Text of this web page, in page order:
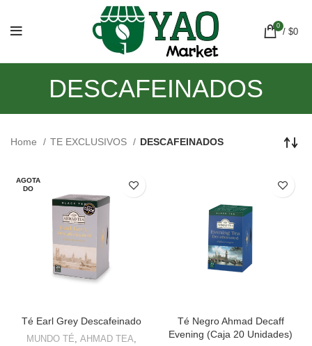
0
/ $0
DESCAFEINADOS
Home TE EXCLUSIVOS DESCAFEINADOS
AGOTA
DO
Té Earl Grey Descafeinado
MUNDO TÉ, AHMAD TEA,
Té Negro Ahmad Decaff
Evening (Caja 20 Unidades)